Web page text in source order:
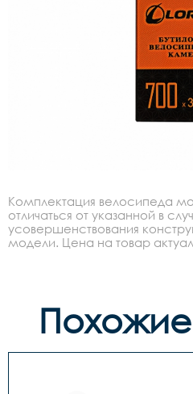
Комплектация велосипеда
отличаться от указанной в
усовершенствования
модели. Цена на товар